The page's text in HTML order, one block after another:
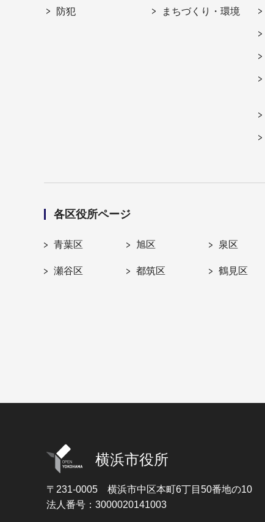
防犯 まちづくり・環境
各区役所ページ
青葉区 旭区 泉区
瀬谷区 都筑区 鶴見区
横浜市役所
〒231-0005 横浜市中区本町6丁目50番地の10
法人番号：3000020141003